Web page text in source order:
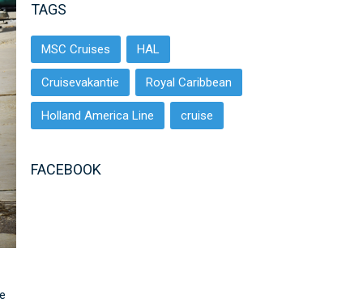
TAGS
MSC Cruises HAL
Cruisevakantie Royal Caribbean
Holland America Line cruise
FACEBOOK